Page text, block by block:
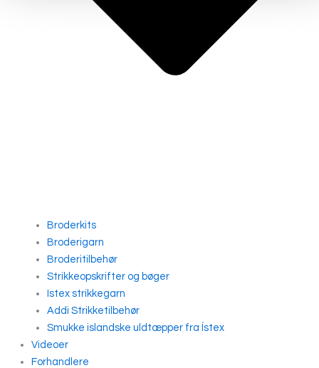
Broderkits
Broderigarn
Broderitilbehør
Strikkeopskrifter og bøger
Istex strikkegarn
Addi Strikketilbehør
Smukke islandske uldtæpper fra Ístex
Videoer
Forhandlere